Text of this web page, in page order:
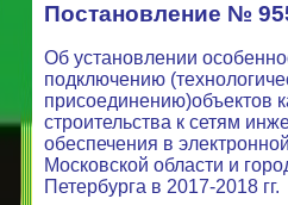
Постановление №
Об установлении
подключению
присоединению)объектов
строительства к сетям
обеспечения в
Московской области и
Петербурга в 2017-2018 гг.